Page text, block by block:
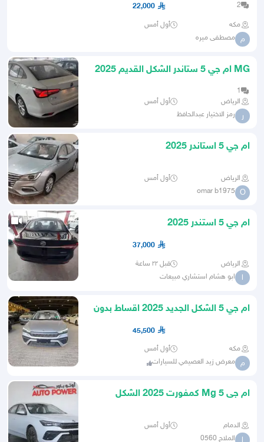
2
22,000
مكه أول أمس
م مصطفى ميره
MG ام جي 5 ستاندر الشكل القديم 2025
1
الرياض
أول أمس
ر رمز الاختيار عبدالحافظ
ام جي 5 استاندر 2025
الرياض أول أمس
O
omar b1975
ام جي 5 استندر 2025
37,000
الرياض قبل ٢٢ ساعة
ا ابو هشام استشاري مبيعات
ام جي 5 الشكل الجديد 2025 اقساط بدون
45,500
مكه أول أمس
م معرض زيد العصيمي للسيارات
ام جى Mg 5 كمفورت 2025 الشكل
الدمام أول أمس
الملاح 0560